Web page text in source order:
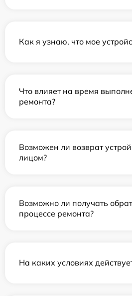
Как я узнаю, что мое
Что влияет на время
ремонта?
Возможен ли возврат
лицом?
Возможно ли получать
процессе ремонта?
На каких условиях